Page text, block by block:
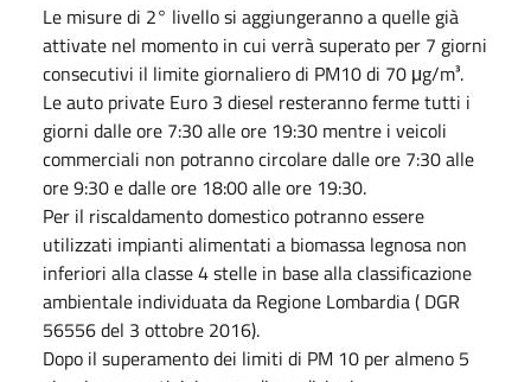
Le misure di 2° livello si aggiungeranno a quelle già
attivate nel momento in cui verrà superato per 7 giorni
consecutivi il limite giornaliero di PM10 di 70 μg/m³.
Le auto private Euro 3 diesel resteranno ferme tutti i
giorni dalle ore 7:30 alle ore 19:30 mentre i veicoli
commerciali non potranno circolare dalle ore 7:30 alle
ore 9:30 e dalle ore 18:00 alle ore 19:30.
Per il riscaldamento domestico potranno essere
utilizzati impianti alimentati a biomassa legnosa non
inferiori alla classe 4 stelle in base alla classificazione
ambientale individuata da Regione Lombardia ( DGR
56556 del 3 ottobre 2016).
Dopo il superamento dei limiti di PM 10 per almeno 5